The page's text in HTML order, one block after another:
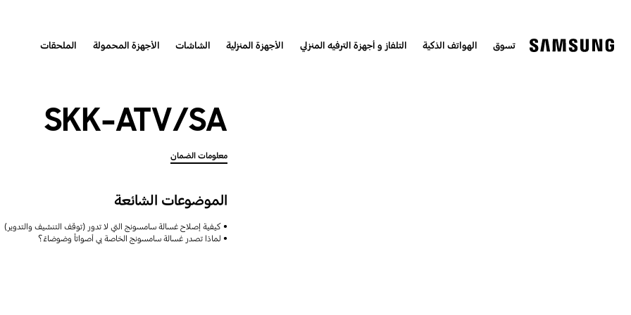
تسوق الهواتف الذكية التلفاز و أجهزة الترفيه المنزلي الأجهزة المنزلية الشاشات الأجهزة المحمولة الملحقات
SKK-ATV/SA
معلومات الضمان
الموضوعات الشائعة
كيفية إصلاح غسالة سامسونج التي لا تدور (توقف التنشيف والتدوير)
لماذا تصدر غسالة سامسونج الخاصة بي أصواتاً وضوضاءً؟